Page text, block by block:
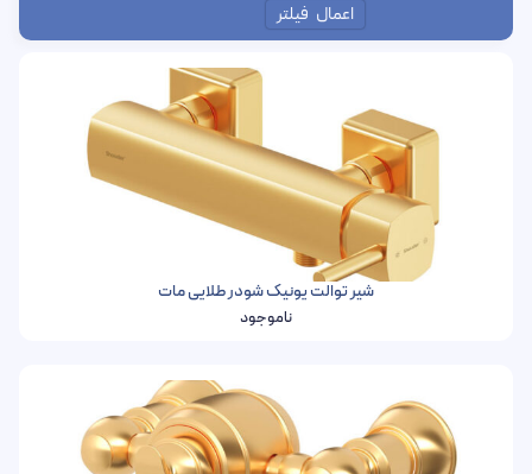
اعمال فیلتر
شیر توالت یونیک شودر طلایی مات
ناموجود